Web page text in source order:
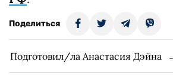
Поделиться
Подготовил/ла Анастасия Дэйна